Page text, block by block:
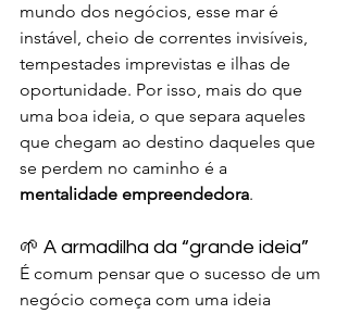
mundo dos negócios, esse mar é
instável, cheio de correntes invisíveis,
tempestades imprevistas e ilhas de
oportunidade. Por isso, mais do que
uma boa ideia, o que separa aqueles
que chegam ao destino daqueles que
se perdem no caminho é a
mentalidade empreendedora.
🌱 A armadilha da “grande ideia”
É comum pensar que o sucesso de um
negócio começa com uma ideia